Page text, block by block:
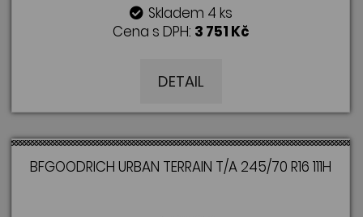
Skladem 4 ks
Cena s DPH: 3 751 Kč
DETAIL
BFGOODRICH URBAN TERRAIN T/A 245/70 R16 111H